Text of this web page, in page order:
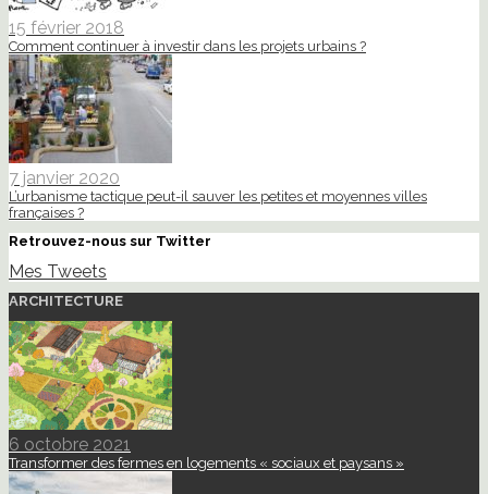
15 février 2018
Comment continuer à investir dans les projets urbains ?
7 janvier 2020
L’urbanisme tactique peut-il sauver les petites et moyennes villes
françaises ?
Retrouvez-nous sur Twitter
Mes Tweets
ARCHITECTURE
6 octobre 2021
Transformer des fermes en logements « sociaux et paysans »